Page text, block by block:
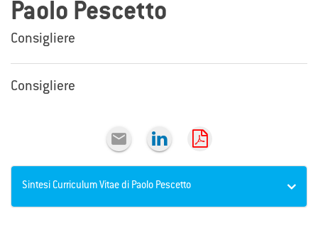
Paolo Pescetto
Consigliere
Consigliere

Sintesi Curriculum Vitae di Paolo Pescetto